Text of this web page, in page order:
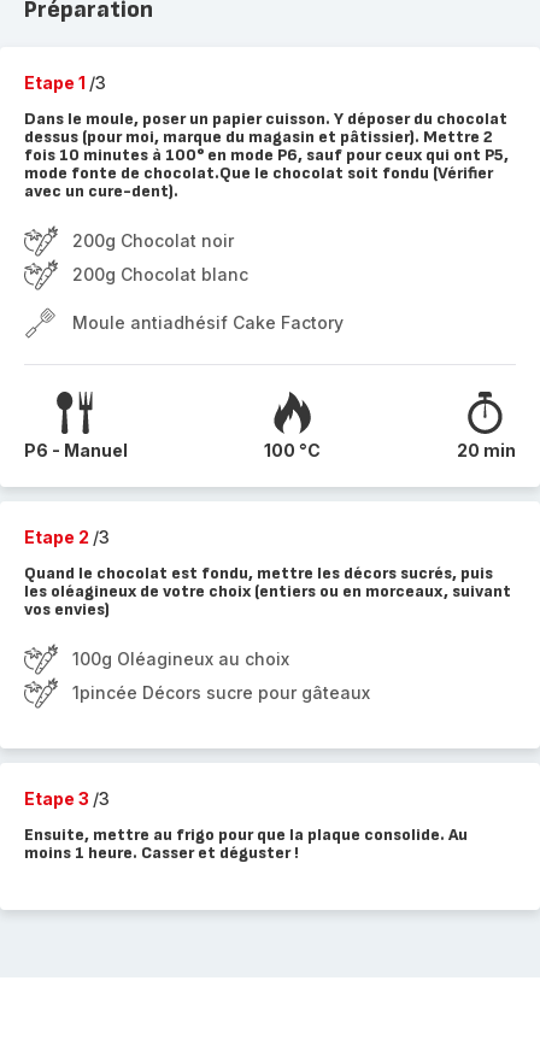
Préparation
Etape 1 /3
Dans le moule, poser un papier cuisson. Y déposer du chocolat
dessus (pour moi, marque du magasin et pâtissier). Mettre 2
fois 10 minutes à 100° en mode P6, sauf pour ceux qui ont P5,
mode fonte de chocolat.Que le chocolat soit fondu (Vérifier
avec un cure-dent).
200g Chocolat noir
200g Chocolat blanc
Moule antiadhésif Cake Factory
P6 - Manuel 100 °C 20 min
Etape 2 /3
Quand le chocolat est fondu, mettre les décors sucrés, puis
les oléagineux de votre choix (entiers ou en morceaux, suivant
vos envies)
100g Oléagineux au choix
1pincée Décors sucre pour gâteaux
Etape 3 /3
Ensuite, mettre au frigo pour que la plaque consolide. Au
moins 1 heure. Casser et déguster !